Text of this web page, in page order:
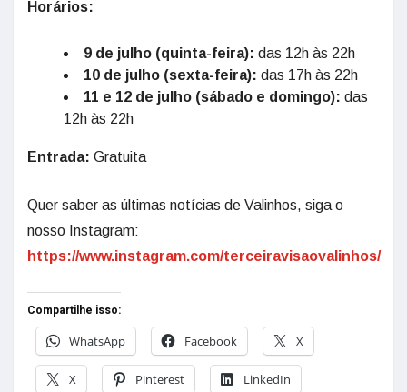
Horários:
9 de julho (quinta-feira): das 12h às 22h
10 de julho (sexta-feira): das 17h às 22h
11 e 12 de julho (sábado e domingo): das
12h às 22h
Entrada: Gratuita
Quer saber as últimas notícias de Valinhos, siga o
nosso Instagram:
https://www.instagram.com/terceiravisaovalinhos/
Compartilhe isso:
WhatsApp
Facebook X
X Pinterest LinkedIn